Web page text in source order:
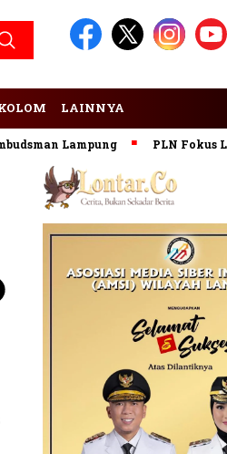
LAINNYA
Lampung PLN Fokus